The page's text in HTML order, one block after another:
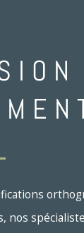
nos